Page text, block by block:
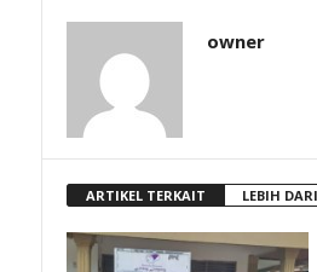
owner
ARTIKEL TERKAIT LEBIH